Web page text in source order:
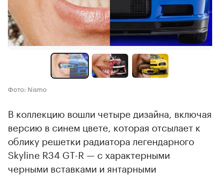
Фото: Nismo
В коллекцию вошли четыре дизайна, включая
версию в синем цвете, которая отсылает к
облику решетки радиатора легендарного
Skyline R34 GT-R — с характерными
черными вставками и янтарными